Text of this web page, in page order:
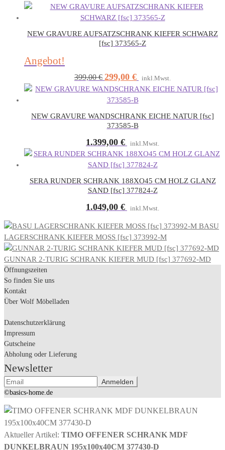
NEW GRAVURE AUFSATZSCHRANK KIEFER SCHWARZ
[fsc] 373565-Z
Angebot!
399,00€ Ursprünglicher
Preis
war:
299,00 €Aktueller
Preis
ist:
inkl.Mwst.
NEW GRAVURE WANDSCHRANK EICHE NATUR [fsc]
373585-B
1.399,00 € inkl.Mwst.
SERA RUNDER SCHRANK 188XO45 CM HOLZ GLANZ
SAND [fsc] 377824-Z
1.049,00 € inkl.Mwst.
BASU
LAGERSCHRANK KIEFER MOSS [fsc] 373992-M
GUNNAR 2-TURIG SCHRANK KIEFER MUD [fsc] 377692-MD
Öffnungszeiten
So finden Sie uns
Kontakt
Über Wolf Möbelladen
Datenschutzerklärung
Impressum
Gutscheine
Abholung oder Lieferung
Newsletter
©basics-home.de
Aktueller Artikel: TIMO OFFENER SCHRANK MDF
DUNKELBRAUN 195x100x40CM 377430-D